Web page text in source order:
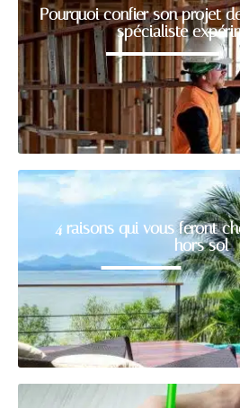
Pourquoi confier son projet
spécialiste
4 raisons qui vous feront
hors sol